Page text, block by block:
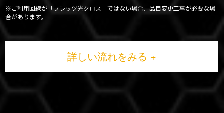
※ご利用回線が「フレッツ光クロス」ではない場合、品目変更工事が必要な場
合があります。
詳しい流れをみる +